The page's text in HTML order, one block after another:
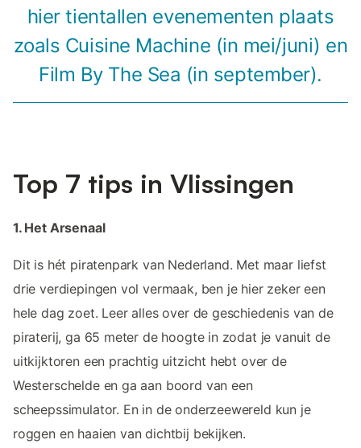
hier tientallen evenementen plaats
zoals Cuisine Machine (in mei/juni) en
Film By The Sea (in september).
Top 7 tips in Vlissingen
1. Het Arsenaal
Dit is hét piratenpark van Nederland. Met maar liefst
drie verdiepingen vol vermaak, ben je hier zeker een
hele dag zoet. Leer alles over de geschiedenis van de
piraterij, ga 65 meter de hoogte in zodat je vanuit de
uitkijktoren een prachtig uitzicht hebt over de
Westerschelde en ga aan boord van een
scheepssimulator. En in de onderzeewereld kun je
roggen en haaien van dichtbij bekijken.